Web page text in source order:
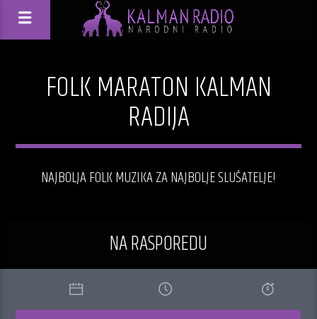
FOLK MARATON KALMAN
RADIJA
NAJBOLJA FOLK MUZIKA ZA NAJBOLJE SLUŠATELJE!
NA RASPOREDU